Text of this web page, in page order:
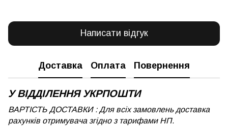
Написати відгук
Доставка Оплата Повернення
У ВІДДІЛЕННЯ УКРПОШТИ
ВАРТІСТЬ ДОСТАВКИ : Для всіх замовлень доставка
рахунків отримувача згідно з тарифами НП.